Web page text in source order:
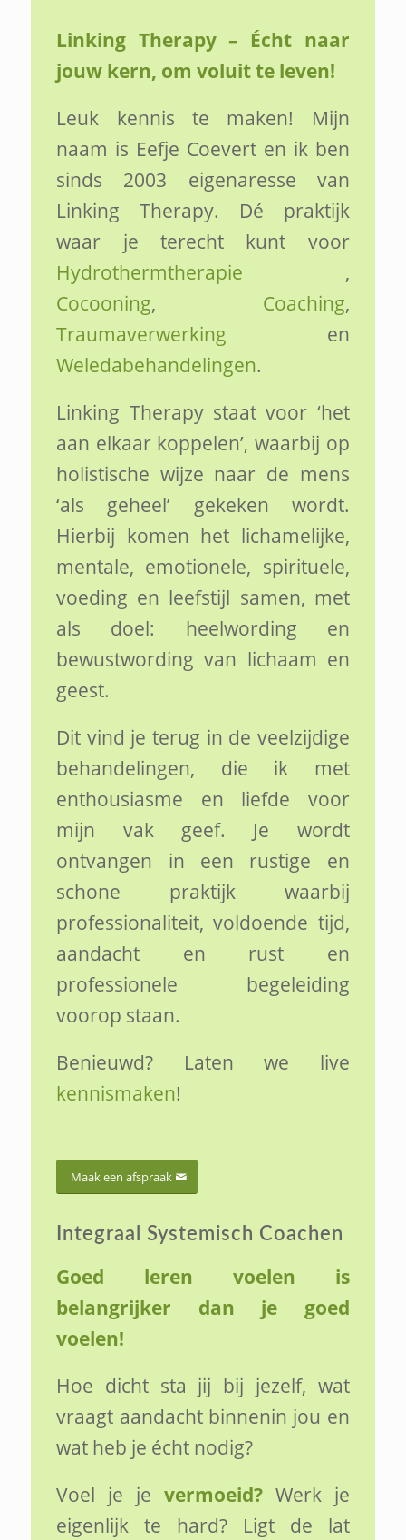
Linking Therapy – Écht naar
jouw kern, om voluit te leven!
Leuk kennis te maken! Mijn
naam is Eefje Coevert en ik ben
sinds 2003 eigenaresse van
Linking Therapy. Dé praktijk
waar je terecht kunt voor
Hydrothermtherapie ,
Cocooning, Coaching,
Traumaverwerking en
Weledabehandelingen.
Linking Therapy staat voor ‘het
aan elkaar koppelen’, waarbij op
holistische wijze naar de mens
‘als geheel’ gekeken wordt.
Hierbij komen het lichamelijke,
mentale, emotionele, spirituele,
voeding en leefstijl samen, met
als doel: heelwording en
bewustwording van lichaam en
geest.
Dit vind je terug in de veelzijdige
behandelingen, die ik met
enthousiasme en liefde voor
mijn vak geef. Je wordt
ontvangen in een rustige en
schone praktijk waarbij
professionaliteit, voldoende tijd,
aandacht en rust en
professionele begeleiding
voorop staan.
Benieuwd? Laten we live
kennismaken!
Maak een afspraak
Integraal Systemisch Coachen
Goed leren voelen is
belangrijker dan je goed
voelen!
Hoe dicht sta jij bij jezelf, wat
vraagt aandacht binnenin jou en
wat heb je écht nodig?
Voel je je vermoeid?Werk je
eigenlijk te hard? Ligt de lat